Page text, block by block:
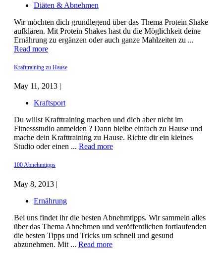
Diäten & Abnehmen
Wir möchten dich grundlegend über das Thema Protein Shake
aufklären. Mit Protein Shakes hast du die Möglichkeit deine
Ernährung zu ergänzen oder auch ganze Mahlzeiten zu ...
Read more
Krafttraining zu Hause
May 11, 2013 |
Kraftsport
Du willst Krafttraining machen und dich aber nicht im
Fitnessstudio anmelden ? Dann bleibe einfach zu Hause und
mache dein Krafttraining zu Hause. Richte dir ein kleines
Studio oder einen ... Read more
100 Abnehmtipps
May 8, 2013 |
Ernährung
Bei uns findet ihr die besten Abnehmtipps. Wir sammeln alles
über das Thema Abnehmen und veröffentlichen fortlaufenden
die besten Tipps und Tricks um schnell und gesund
abzunehmen. Mit ... Read more